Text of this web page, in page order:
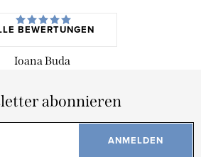
BEWERTUNGEN
Ioana Buda
abonnieren
ANMELDEN